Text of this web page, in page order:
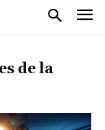
de la